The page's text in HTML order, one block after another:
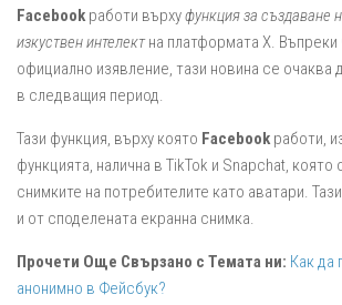
Facebookработи върхуфункция за създаване
изкуствен интелектна платформата X.
официално изявление, тази новина се очаква
в следващия период.
Тази функция, върху която Facebookработи,
функцията, налична в TikTok и Snapchat, която
снимките на потребителите като аватари.
и от споделената екранна снимка.
Прочети Още Свързано с Темата ни: Как да
анонимно в Фейсбук?